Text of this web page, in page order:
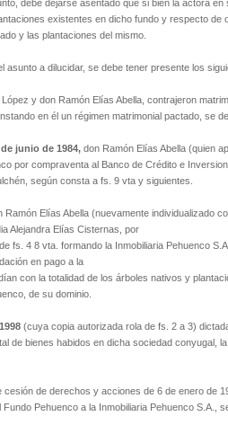
debe dejarse asentado que si bien la actora
existentes en dicho fundo y respecto
y las plantaciones del mismo.
asunto a dilucidar, se debe tener presente los
y don Ramón Elías Abella, contrajeron
en él un régimen matrimonial pactado, se
de junio de 1984, don Ramón Elías Abella (quien
por compraventa al Banco de Crédito e
según consta a fs. 9 vta y siguientes.
Ramón Elías Abella (nuevamente individualizado
Alejandra Elías Cisternas, por
fs. 4 8 vta. formando la Inmobiliaria Pehuenco
en pago a la
con la totalidad de los árboles nativos y
de su dominio.
(cuya copia autorizada rola de fs. 2 a 3)
de bienes habidos en dicha sociedad conyugal,
de derechos y acciones de 6 de enero de
Pehuenco a la Inmobiliaria Pehuenco S.A.,